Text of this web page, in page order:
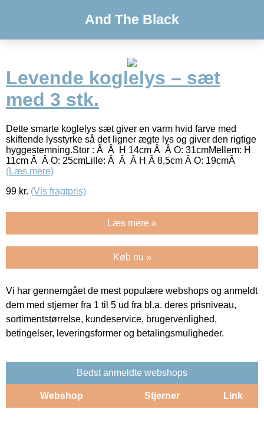
And The Black
Levende koglelys – sæt
med 3 stk.
Dette smarte koglelys sæt giver en varm hvid farve med
skiftende lysstyrke så det ligner ægte lys og giver den rigtige
hyggestemning.Stor : Â Â H 14cm Â Â O: 31cmMellem: H
11cm Â Â O: 25cmLille: Â Â Â H Â 8,5cm Â O: 19cmÂ
(Læs mere)
99 kr. (Vis fragtpris)
Læs mere »
Køb nu »
Vi har gennemgået de mest populære webshops og anmeldt
dem med stjerner fra 1 til 5 ud fra bl.a. deres prisniveau,
sortimentstørrelse, kundeservice, brugervenlighed,
betingelser, leveringsformer og betalingsmuligheder.
Bedst anmeldte webshops
Webshop Stjerner Link